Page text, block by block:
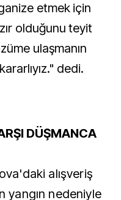
etmek için
olduğunu teyit
ulaşmanın
dedi.
DÜŞMANCA
alışveriş
yangın nedeniyle